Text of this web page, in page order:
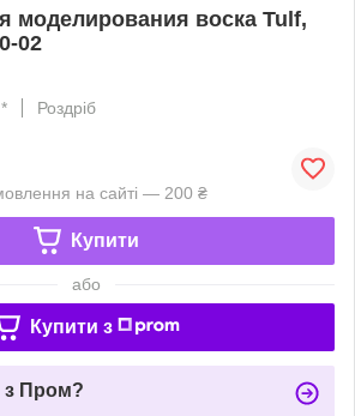
моделирования воска Tulf,
02
Роздріб
на сайті — 200 ₴
Купити
або
Купити з
з Пром?